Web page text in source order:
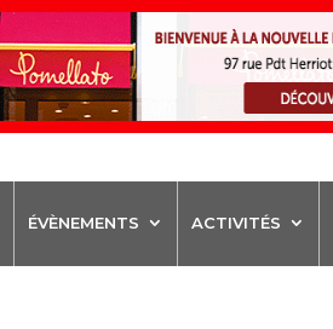
ÉVÈNEMENTS ACTIVITÉS